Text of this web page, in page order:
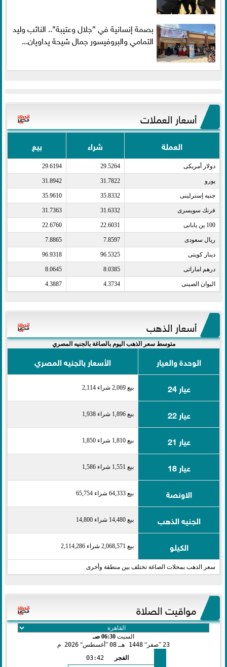
بصمة إنسانية في ”جلال وعتيبة”.. النائب وليد
التمامي والبروفيسور جمال شيحة يداويان...
أسعار العملات
العملة شراء بيع
دولار أمريكى​ 29.5264
29.6194
يورو​ 31.7822
31.8942
جنيه إسترلينى​ 35.8332
35.9610
فرنك سويسرى​ 31.6332
31.7363
100 ين يابانى​ 22.6031
22.6760
ريال سعودى​ 7.8597
7.8865
دينار كويتى​ 96.5325
96.9318
درهم اماراتى​ 8.0385
8.0645
اليوان الصينى​ 4.3734
4.3887
أسعار الذهب
متوسط سعر الذهب اليوم بالصاغة بالجنيه المصري
الوحدة والعيار
الأسعار بالجنيه المصري
عيار 24
بيع 2,069 شراء 2,114
عيار 22 بيع 1,896 شراء 1,938
عيار 21 بيع 1,810 شراء 1,850
عيار 18 بيع 1,551 شراء 1,586
الاونصة بيع 64,333 شراء 65,754
الجنيه الذهب بيع 14,480 شراء 14,800
الكيلو بيع 2,068,571 شراء 2,114,286
سعر الذهب بمحلات الصاغة تختلف بين منطقة وأخرى
مواقيت الصلاة
السبت 06:30 صـ
23 صفر 1448 هـ 08 أغسطس 2026 م
الفجر
03:42